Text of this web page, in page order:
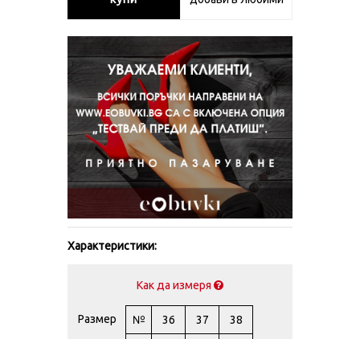
Характеристики:
Как да измеря
Размер № 36 37 38